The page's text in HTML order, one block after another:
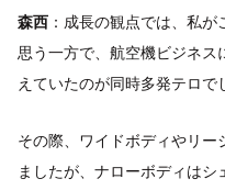
森西 ：成長の観点では、私
思う一方で、航空機ビジネス
えていたのが同時多発テロで
その際、ワイドボディやリ
ましたが、ナローボディはシ